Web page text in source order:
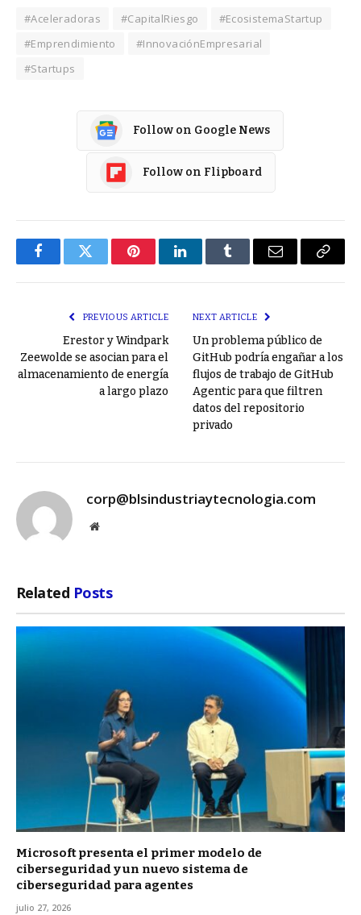
#Aceleradoras #CapitalRiesgo
#EcosistemaStartup
#Emprendimiento
#InnovaciónEmpresarial
#Startups
Follow on Google News
Follow on Flipboard
FacebookTwitter PinterestLinkedInTumblr Email
Copy
PREVIOUS ARTICLE
Erestor y Windpark
Zeewolde se asocian para el
almacenamiento de energía
a largo plazo
NEXT ARTICLE
Un problema público de
GitHub podría engañar a los
flujos de trabajo de GitHub
Agentic para que filtren
datos del repositorio
privado
corp@blsindustriaytecnologia.com
Website
Related Posts
Microsoft presenta el primer modelo de
ciberseguridad y un nuevo sistema de
ciberseguridad para agentes
julio 27, 2026